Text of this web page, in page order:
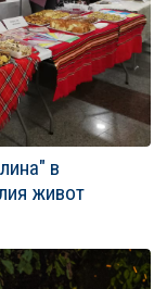
в
живот